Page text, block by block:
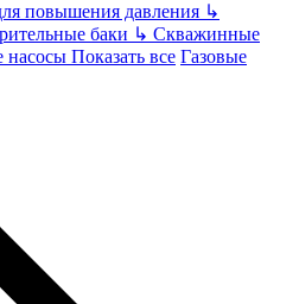
повышения давления ↳
баки ↳ Скважинные
насосы Показать все Газовые